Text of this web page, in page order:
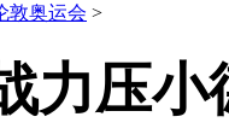
敦奥运会 >
力压